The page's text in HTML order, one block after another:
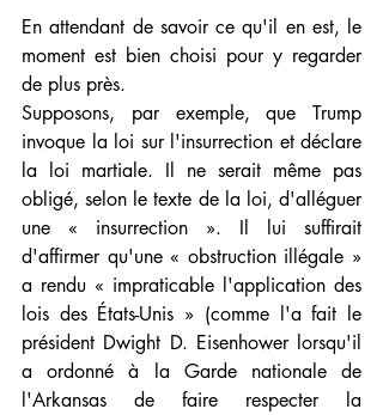
En attendant de savoir ce qu'il en est, le
moment est bien choisi pour y regarder
de plus près.
Supposons, par exemple, que Trump
invoque la loi sur l'insurrection et déclare
la loi martiale. Il ne serait même pas
obligé, selon le texte de la loi, d'alléguer
une « insurrection ». Il lui suffirait
d'affirmer qu'une « obstruction illégale »
a rendu « impraticable l'application des
lois des États-Unis » (comme l'a fait le
président Dwight D. Eisenhower lorsqu'il
a ordonné à la Garde nationale de
l'Arkansas de faire respecter la